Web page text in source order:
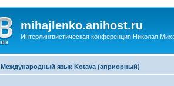
mihajlenko.anihost.ru
Интерлингвистическая конференция Николая
Международный язык Kotava (априорный)